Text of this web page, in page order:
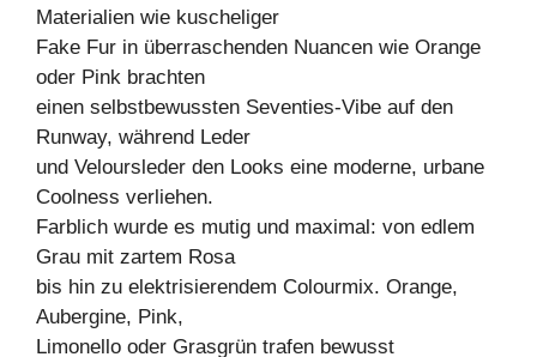
Materialien wie kuscheliger
Fake Fur in überraschenden Nuancen wie Orange
oder Pink brachten
einen selbstbewussten Seventies-Vibe auf den
Runway, während Leder
und Veloursleder den Looks eine moderne, urbane
Coolness verliehen.
Farblich wurde es mutig und maximal: von edlem
Grau mit zartem Rosa
bis hin zu elektrisierendem Colourmix. Orange,
Aubergine, Pink,
Limonello oder Grasgrün trafen bewusst